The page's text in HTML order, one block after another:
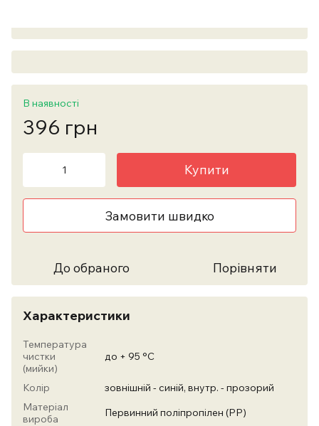
В наявності
396 грн
Купити
Замовити швидко
До обраного Порівняти
Характеристики
Температура
чистки
(мийки)
до + 95 °С
Колір
зовнішній - синій, внутр. - прозорий
Матеріал
вироба
Первинний поліпропілен (PP)